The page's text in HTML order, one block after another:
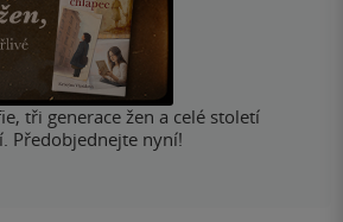
tři generace žen a celé století
Předobjednejte nyní!